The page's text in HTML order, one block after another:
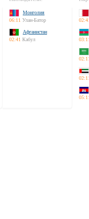
Монголия
06:11 Улан-Батор
Афганистан
02:41 Кабул